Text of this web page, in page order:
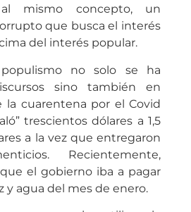
mismo concepto, un
que busca el interés
del interés popular.
no solo se ha
sino también en
la cuarentena por el Covid
trescientos dólares a 1,5
a la vez que entregaron
Recientemente,
el gobierno iba a pagar
y agua del mes de enero.